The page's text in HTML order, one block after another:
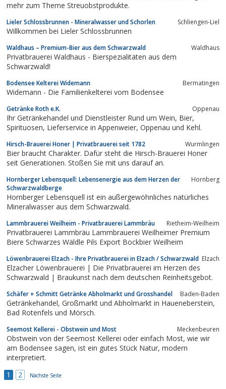
mehr zum Theme Streuobstprodukte.
Lieler Schlossbrunnen - Mineralwasser und Schorlen Schliengen-Liel
Willkommen bei Lieler Schlossbrunnen
Waldhaus – Premium-Bier aus dem Schwarzwald Waldhaus
Privatbrauerei Waldhaus - Bierspezialitäten aus dem
Schwarzwald!
Bodensee Kelterei Widemann Bermatingen
Widemann - Die Familienkelterei vom Bodensee
Getränke Roth e.K. Oppenau
Ihr Getränkehandel und Dienstleister Rund um Wein, Bier,
Spirituosen, Lieferservice in Appenweier, Oppenau und Kehl.
Hirsch-Brauerei Honer | Privatbrauerei seit 1782 Wurm­lin­gen
Bier braucht Charakter. Dafür steht die Hirsch-Brauerei Honer
seit Generationen. Stoßen Sie mit uns darauf an.
Hornberger Lebensquell: Lebensenergie aus dem Herzen der
Schwarzwaldberge
Hornberg
Hornberger Lebensquell ist ein außergewöhnliches natürliches
Mineralwasser aus dem Schwarzwald.
Lammbrauerei Weilheim - Privatbrauerei Lammbräu Rietheim-Weilheim
Privatbrauerei Lammbräu Lammbrauerei Weilheimer Premium
Biere Schwarzes Wäldle Pils Export Bockbier Weilheim
Löwenbrauerei Elzach - Ihre Privatbrauerei in Elzach / Schwarzwald Elzach
Elzacher Löwenbrauerei | Die Privatbrauerei im Herzen des
Schwarzwald | Braukunst nach dem deutschen Reinheitsgebot.
Schäfer + Schmitt Getränke Abholmarkt und Grosshandel Baden-Baden
Getränkehandel, Großmarkt und Abholmarkt in Haueneberstein,
Bad Rotenfels und Mörsch.
Seemost Kellerei - Obstwein und Most Meckenbeuren
Obstwein von der Seemost Kellerei oder einfach Most, wie wir
am Bodensee sagen, ist ein gutes Stück Natur, modern
interpretiert.
1
2 Nächste Seite